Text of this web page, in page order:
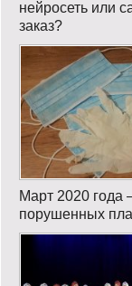
нейросеть или
заказ?
Март 2020 года
порушенных